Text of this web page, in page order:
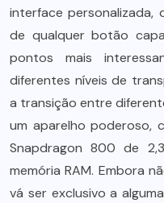
interface personalizada,
de qualquer botão
pontos mais
diferentes níveis de
a transição entre
um aparelho poderoso,
Snapdragon 800 de
memória RAM. Embora
vá ser exclusivo a